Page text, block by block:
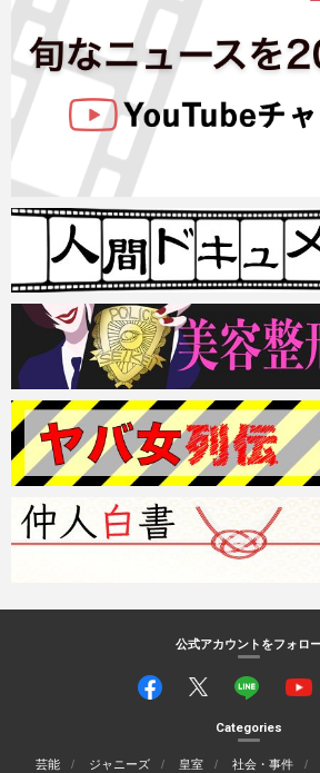
公式アカウントをフォロ
Categories
芸能 ジャニーズ 皇室 社会・事件